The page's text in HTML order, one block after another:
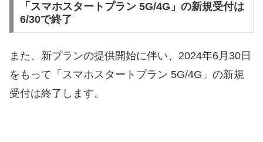
「スマホスタートプラン 5G/4G」の新規受付は
6/30で終了
また、新プランの提供開始に伴い、2024年6月30日
をもって「スマホスタートプラン 5G/4G」の新規
受付は終了します。